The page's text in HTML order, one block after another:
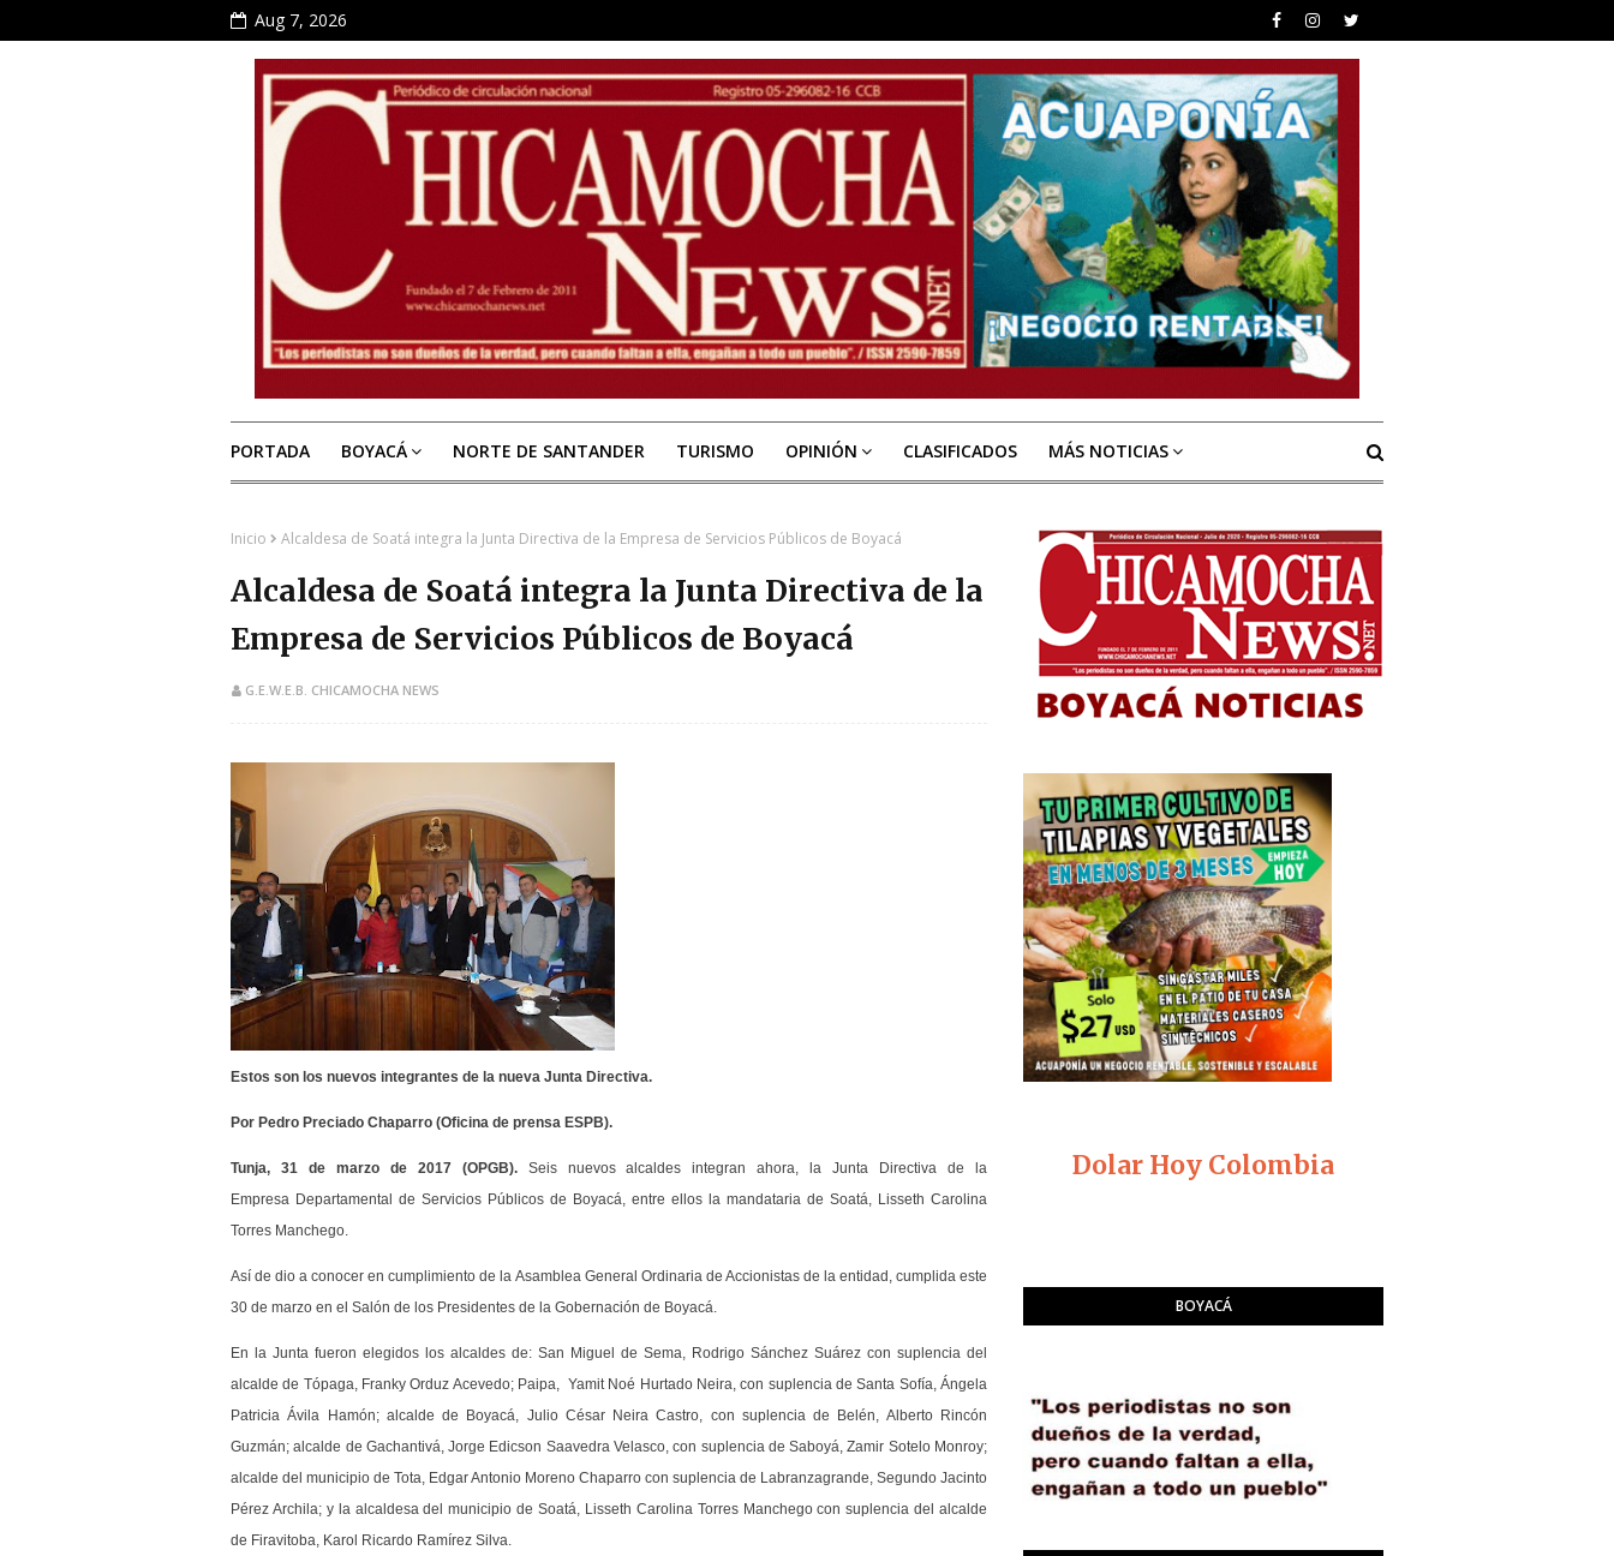
Aug 7, 2026
PORTADA BOYACÁ NORTE DE SANTANDER TURISMO OPINIÓN CLASIFICADOS MÁS NOTICIAS
Inicio Alcaldesa de Soatá integra la Junta Directiva de la Empresa de Servicios Públicos de Boyacá
Alcaldesa de Soatá integra la Junta Directiva de la
Empresa de Servicios Públicos de Boyacá
G.E.W.E.B. CHICAMOCHA NEWS
Estos son los nuevos integrantes de la nueva Junta Directiva.
Por Pedro Preciado Chaparro (Oficina de prensa ESPB).
Tunja, 31 de marzo de 2017 (OPGB).
Seis nuevos alcaldes integran ahora, la Junta Directiva de la
Empresa Departamental de Servicios Públicos de Boyacá, entre ellos la mandataria de Soatá, Lisseth Carolina
Torres Manchego.
Así de dio a conocer en cumplimiento de la Asamblea General Ordinaria de Accionistas de la entidad, cumplida este
30 de marzo en el Salón de los Presidentes de la Gobernación de Boyacá.
En la Junta fueron elegidos los alcaldes de: San Miguel de Sema, Rodrigo Sánchez Suárez con suplencia del
alcalde de Tópaga, Franky Orduz Acevedo; Paipa, Yamit Noé Hurtado Neira, con suplencia de Santa Sofía, Ángela
Patricia Ávila Hamón; alcalde de Boyacá, Julio César Neira Castro, con suplencia de Belén, Alberto Rincón
Guzmán; alcalde de Gachantivá, Jorge Edicson Saavedra Velasco, con suplencia de Saboyá, Zamir Sotelo Monroy;
alcalde del municipio de Tota, Edgar Antonio Moreno Chaparro con suplencia de Labranzagrande, Segundo Jacinto
Pérez Archila; y la alcaldesa del municipio de Soatá, Lisseth Carolina Torres Manchego con suplencia del alcalde
de Firavitoba, Karol Ricardo Ramírez Silva.
Dolar Hoy Colombia
BOYACÁ